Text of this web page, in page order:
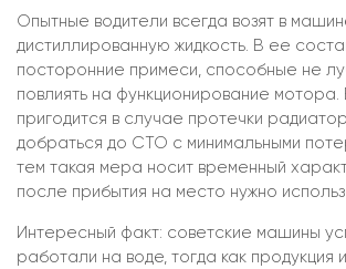
Опытные водители всегда возят в
дистиллированную жидкость. В ее
посторонние примеси, способные не
повлиять на функционирование мотора.
пригодится в случае протечки
добраться до СТО с минимальными
тем такая мера носит временный
после прибытия на место нужно
Интересный факт: советские машины
работали на воде, тогда как продукция